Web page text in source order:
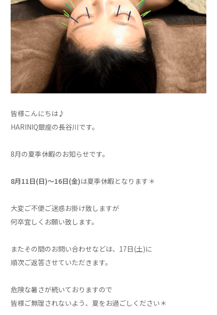
皆様こんにちは♪
HARINIQ銀座の長谷川です。
8月の夏季休暇のお知らせです。
8月11日(日)～16日(金)は夏季休暇となります＊
大変ご不便ご迷惑お掛け致しますが
何卒宜しくお願い致します。
またその間のお問い合わせなどは、17日(土)に
順次ご返答させていただきます。
危険な暑さが続いておりますので
皆様ご無理されないよう、夏をお過ごしください＊